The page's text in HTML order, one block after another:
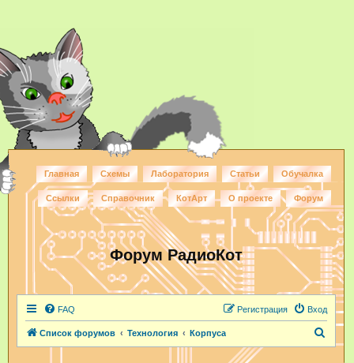
Главная Схемы Лаборатория Статьи Обучалка
Ссылки Справочник КотАрт О проекте Форум
Форум РадиоКот
FAQ Вход
Регистрация
Список форумов Технология Корпуса